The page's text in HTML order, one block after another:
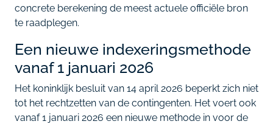
concrete berekening de meest actuele officiële bron
te raadplegen.
Een nieuwe indexeringsmethode
vanaf 1 januari 2026
Het koninklijk besluit van 14 april 2026 beperkt zich niet
tot het rechtzetten van de contingenten. Het voert ook
vanaf 1 januari 2026 een nieuwe methode in voor de